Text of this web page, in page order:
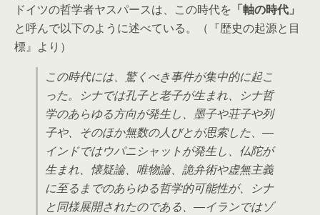
ドイツの哲学者ヤスパースは、この時代を 「軸の時代」
と呼んで以下のように述べている。（『歴史の起源と目
標』より）
この時代には、驚くべき事件が集中的に起こ
った。シナでは孔子と老子が生まれ、シナ哲
学のあらゆる方向が発生し、墨子や荘子や列
子や、そのほか無数の人びとが思索した、―
インドではウパニシャットが発生し、仏陀が
生まれ、懐疑論、唯物論、詭弁術や虚無主義
に至るまでのあらゆる哲学的可能性が、シナ
と同様展開されたのである、―イランではゾ